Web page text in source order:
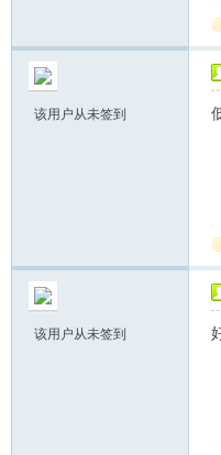
该用户从未签到
该用户从未签到